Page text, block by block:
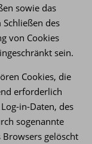
sowie das
des
von Cookies
sein.
Cookies, die
erforderlich
in-Daten, des
sogenannte
Browsers gelöscht